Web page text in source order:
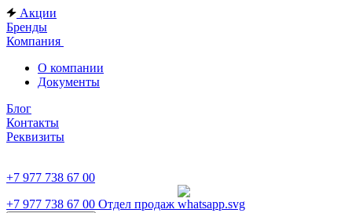
Акции
Бренды
Компания
О компании
Документы
Блог
Контакты
Реквизиты
+7 977 738 67 00
+7 977 738 67 00 Отдел продаж